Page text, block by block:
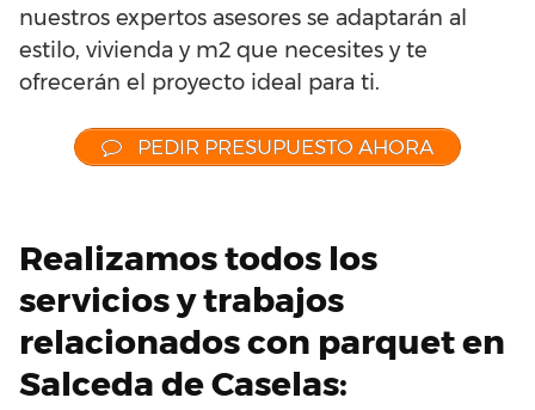
nuestros expertos asesores se adaptarán al
estilo, vivienda y m2 que necesites y te
ofrecerán el proyecto ideal para ti.
PEDIR PRESUPUESTO AHORA
Realizamos todos los
servicios y trabajos
relacionados con parquet en
Salceda de Caselas: